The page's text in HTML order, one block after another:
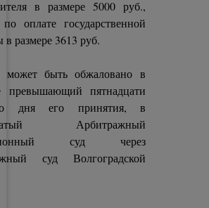
в размере 5000 руб.,
оплате государственной
размере 3613 руб.
может быть обжаловано в
превышающий пятнадцати
дня его принятия, в
Арбитражный
суд через
суд Волгоградской